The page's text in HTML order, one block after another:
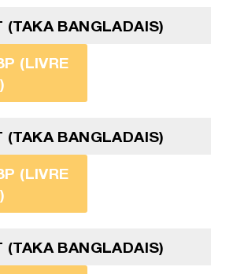
(TAKA BANGLADAIS)
(LIVRE
(TAKA BANGLADAIS)
(LIVRE
(TAKA BANGLADAIS)